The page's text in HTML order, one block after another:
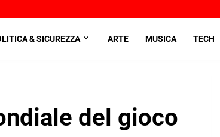
& SICUREZZA ARTE MUSICA TECH
del gioco